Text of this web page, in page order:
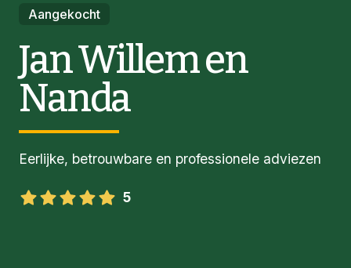
Aangekocht
Jan Willem en
Nanda
Eerlijke, betrouwbare en professionele adviezen
5